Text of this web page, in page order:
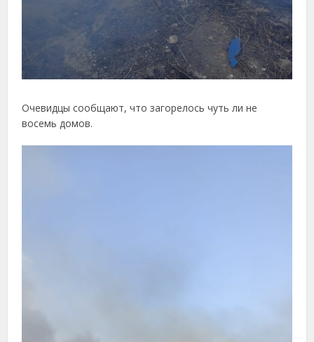
Очевидцы сообщают, что загорелось чуть ли не
восемь домов.